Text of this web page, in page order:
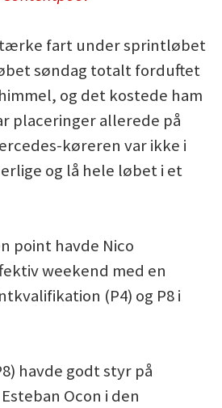
fart under sprintløbet
søndag totalt forduftet
og det kostede ham
placeringer allerede på
køreren var ikke i
og lå hele løbet i et
point havde Nico
weekend med en
(P4) og P8 i
havde godt styr på
Ocon i den